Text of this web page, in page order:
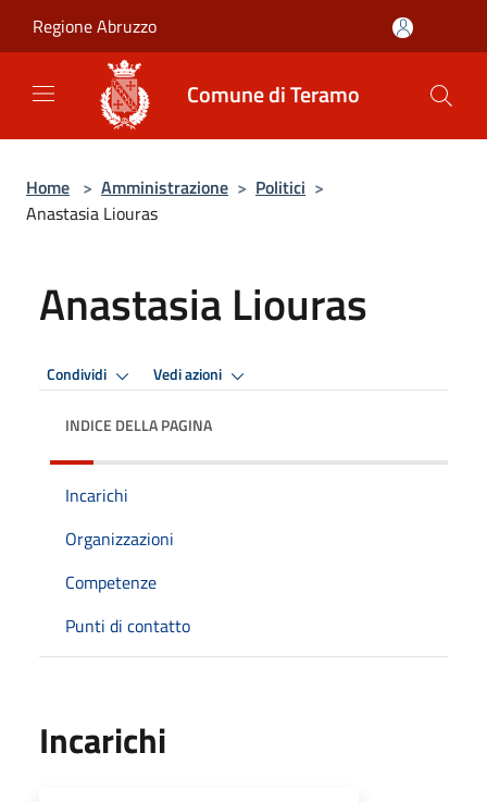
Regione Abruzzo
Comune di Teramo
Home > Amministrazione > Politici >
Anastasia Liouras
Anastasia Liouras
Condividi Vedi azioni
INDICE DELLA PAGINA
Incarichi
Organizzazioni
Competenze
Punti di contatto
Incarichi